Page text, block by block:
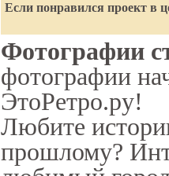
Если понравился проект в
Фотографии
фотографии
ЭтоРетро.ру!
Любите
прошлому?